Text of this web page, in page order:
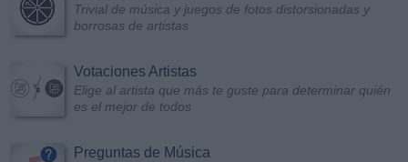
Trivial de música y juegos de fotos distorsionadas y
borrosas de artistas
Votaciones Artistas
Elige al artista que más te guste para determinar quién
es el mejor de todos
Preguntas de Música